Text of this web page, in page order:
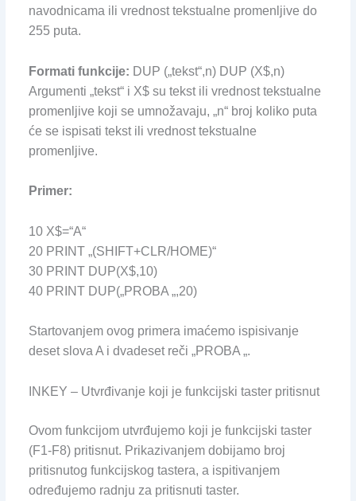
navodnicama ili vrednost tekstualne promenljive do
255 puta.
Formati funkcije: DUP („tekst“,n) DUP (X$,n)
Argumenti „tekst“ i X$ su tekst ili vrednost tekstualne
promenljive koji se umnožavaju, „n“ broj koliko puta
će se ispisati tekst ili vrednost tekstualne
promenljive.
Primer:
10 X$=“A“
20 PRINT „(SHIFT+CLR/HOME)“
30 PRINT DUP(X$,10)
40 PRINT DUP(„PROBA „,20)
Startovanjem ovog primera imaćemo ispisivanje
deset slova A i dvadeset reči „PROBA „.
INKEY – Utvrđivanje koji je funkcijski taster pritisnut
Ovom funkcijom utvrđujemo koji je funkcijski taster
(F1-F8) pritisnut. Prikazivanjem dobijamo broj
pritisnutog funkcijskog tastera, a ispitivanjem
određujemo radnju za pritisnuti taster.